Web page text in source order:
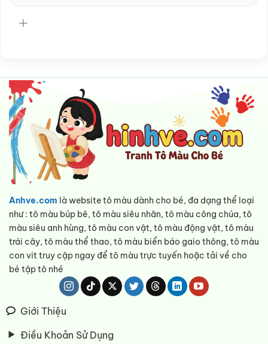
Anhve.com là website tô màu dành cho bé, đa dạng thể loại
như : tô màu búp bê, tô màu siêu nhân, tô màu công chúa, tô
màu siêu anh hùng, tô màu con vật, tô màu động vật, tô màu
trái cây, tô màu thể thao, tô màu biển báo gaio thông, tô màu
con vit truy cập ngay để tô màu trực tuyến hoặc tải về cho
bé tập tô nhé
Giới Thiệu
Điều Khoản Sử Dụng